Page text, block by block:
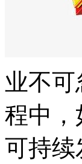
业不
程中，
可持续